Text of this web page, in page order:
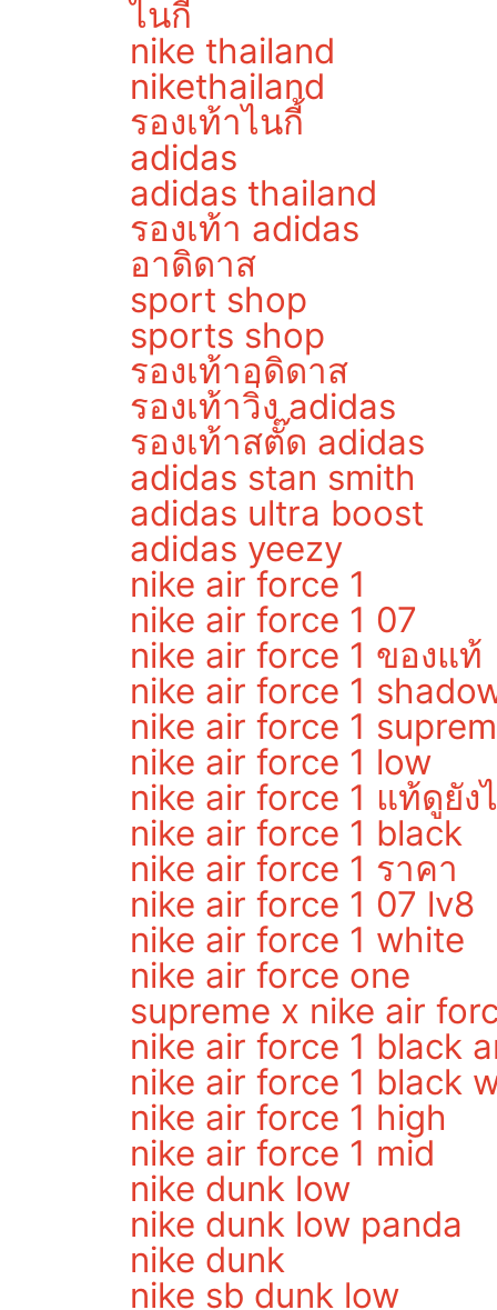
ไนกี้
nike thailand
nikethailand
รองเท้าไนกี้
adidas
adidas thailand
รองเท้า adidas
อาดิดาส
sport shop
sports shop
รองเท้าอดิดาส
รองเท้าวิ่ง adidas
รองเท้าสตั๊ด adidas
adidas stan smith
adidas ultra boost
adidas yeezy
nike air force 1
nike air force 1 07
nike air force 1 ของแท้
nike air force 1
nike air force 1
nike air force 1 low
nike air force 1 แท้ดูยัง
nike air force 1 black
nike air force 1 ราคา
nike air force 1 07 lv8
nike air force 1 white
nike air force one
supreme x nike air
nike air force 1 black
nike air force 1 black
nike air force 1 high
nike air force 1 mid
nike dunk low
nike dunk low panda
nike dunk
nike sb dunk low